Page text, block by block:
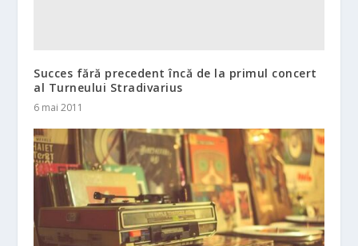
Succes fără precedent încă de la primul concert
al Turneului Stradivarius
6 mai 2011